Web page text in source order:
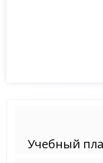
Учебный